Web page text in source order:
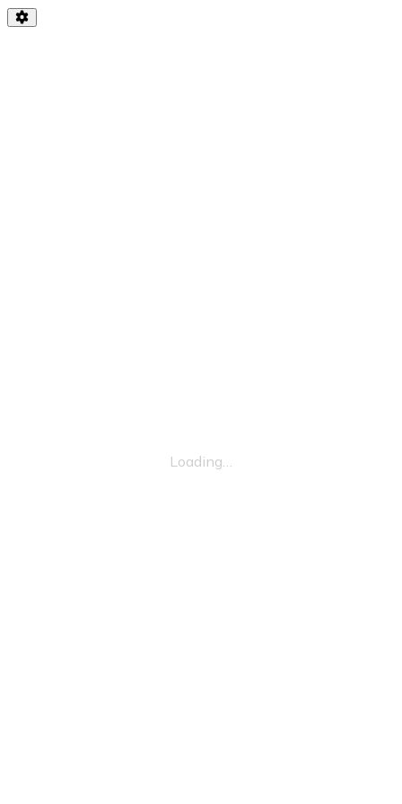
Loading…